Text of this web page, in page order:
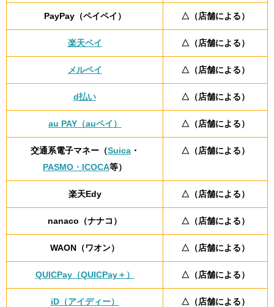
PayPay（ペイペイ） △（店舗による）
楽天ペイ △（店舗による）
メルペイ △（店舗による）
d払い △（店舗による）
au PAY（auペイ） △（店舗による）
交通系電子マネー（Suica・
PASMO・ICOCA等）
△（店舗による）
楽天Edy △（店舗による）
nanaco（ナナコ） △（店舗による）
WAON（ワオン） △（店舗による）
QUICPay（QUICPay＋） △（店舗による）
iD（アイディー） △（店舗による）